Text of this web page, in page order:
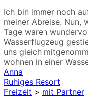
Ich bin immer noch
meiner Abreise. Nun,
Tage waren
Wasserflugzeug
uns gleich
wohnen in einer
Anna
Ruhiges Resort
Freizeit > mit Partner